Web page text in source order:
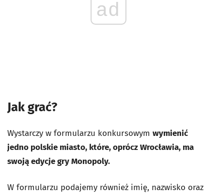
ad
Jak grać?
Wystarczy w formularzu konkursowym wymienić
jedno polskie miasto, które, oprócz Wrocławia, ma
swoją edycje gry Monopoly.
W formularzu podajemy również imię, nazwisko oraz